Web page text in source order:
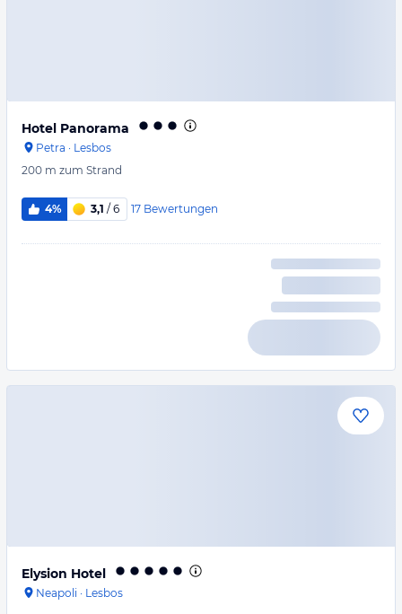
Hotel Panorama
Petra · Lesbos
200 m zum Strand
4% 3,1 / 6 17 Bewertungen
Elysion Hotel
Neapoli · Lesbos